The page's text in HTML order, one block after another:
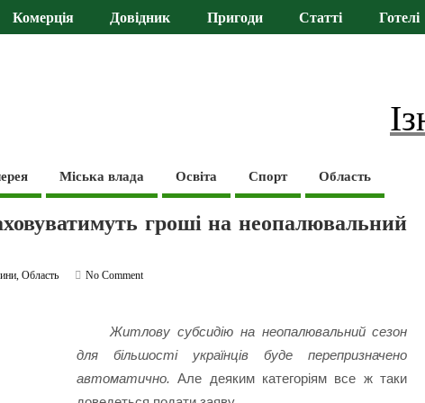
Комерція Довідник Пригоди Статті Готелі
Міська влада Освіта Спорт Область
гроші на неопалювальний
,Область
No Comment
Житлову субсидію на неопалювальний сезон
для більшості українців буде перепризначено
автоматично. Але деяким категоріям все ж таки